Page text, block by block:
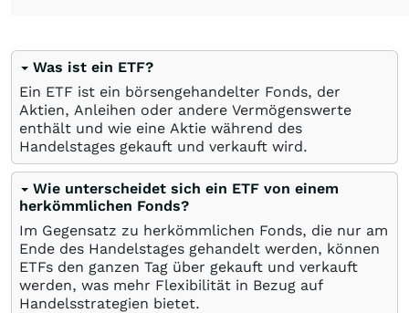
Was ist ein ETF?
Ein ETF ist ein börsengehandelter Fonds, der
Aktien, Anleihen oder andere Vermögenswerte
enthält und wie eine Aktie während des
Handelstages gekauft und verkauft wird.
Wie unterscheidet sich ein ETF von einem
herkömmlichen Fonds?
Im Gegensatz zu herkömmlichen Fonds, die nur am
Ende des Handelstages gehandelt werden, können
ETFs den ganzen Tag über gekauft und verkauft
werden, was mehr Flexibilität in Bezug auf
Handelsstrategien bietet.